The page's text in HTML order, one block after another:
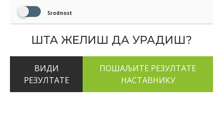
Srodnost
ШТА ЖЕЛИШ ДА УРАДИШ?
ВИДИ
РЕЗУЛТАТЕ